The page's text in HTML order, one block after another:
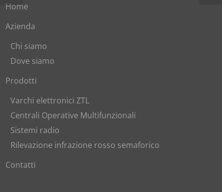
Home
Azienda
Chi siamo
Dove siamo
Prodotti
Varchi elettronici ZTL
Centrali Operative Multifunzionali
Sistemi radio
Rilevazione infrazione rosso semaforico
Contatti